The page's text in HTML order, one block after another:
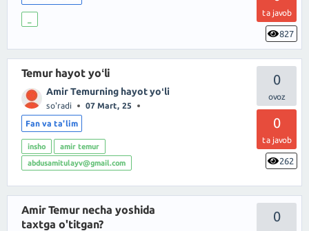
ta javob
827
0
0
ta javob
262
Temur hayot yoʻli
Amir Temurning hayot yoʻli
so'radi
07 Mart, 25
Fan va ta'lim
insho
amir temur
abdusamitulayv@gmail.com
0
Amir Temur necha yoshida
taxtga o'titgan?